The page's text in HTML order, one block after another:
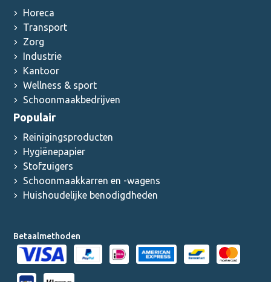
Horeca
Transport
Zorg
Industrie
Kantoor
Wellness & sport
Schoonmaakbedrijven
Populair
Reinigingsproducten
Hygiënepapier
Stofzuigers
Schoonmaakkarren en -wagens
Huishoudelijke benodigdheden
Betaalmethoden